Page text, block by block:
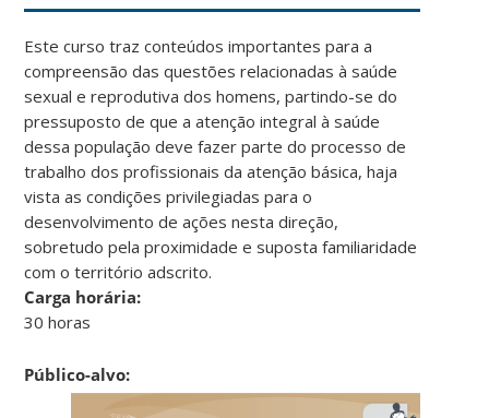
Este curso traz conteúdos importantes para a
compreensão das questões relacionadas à saúde
sexual e reprodutiva dos homens, partindo-se do
pressuposto de que a atenção integral à saúde
dessa população deve fazer parte do processo de
trabalho dos profissionais da atenção básica, haja
vista as condições privilegiadas para o
desenvolvimento de ações nesta direção,
sobretudo pela proximidade e suposta familiaridade
com o território adscrito.
Carga horária:
30 horas
Público-alvo: